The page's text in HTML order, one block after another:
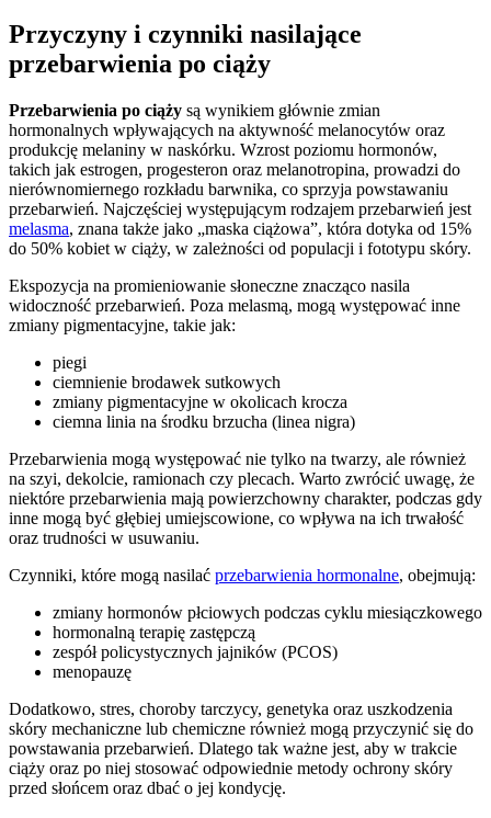
Przyczyny i czynniki nasilające
przebarwienia po ciąży
Przebarwienia po ciąży są wynikiem głównie zmian
hormonalnych wpływających na aktywność melanocytów oraz
produkcję melaniny w naskórku. Wzrost poziomu hormonów,
takich jak estrogen, progesteron oraz melanotropina, prowadzi do
nierównomiernego rozkładu barwnika, co sprzyja powstawaniu
przebarwień. Najczęściej występującym rodzajem przebarwień jest
melasma, znana także jako „maska ciążowa”, która dotyka od 15%
do 50% kobiet w ciąży, w zależności od populacji i fototypu skóry.
Ekspozycja na promieniowanie słoneczne znacząco nasila
widoczność przebarwień. Poza melasmą, mogą występować inne
zmiany pigmentacyjne, takie jak:
piegi
ciemnienie brodawek sutkowych
zmiany pigmentacyjne w okolicach krocza
ciemna linia na środku brzucha (linea nigra)
Przebarwienia mogą występować nie tylko na twarzy, ale również
na szyi, dekolcie, ramionach czy plecach. Warto zwrócić uwagę, że
niektóre przebarwienia mają powierzchowny charakter, podczas gdy
inne mogą być głębiej umiejscowione, co wpływa na ich trwałość
oraz trudności w usuwaniu.
Czynniki, które mogą nasilać przebarwienia hormonalne, obejmują:
zmiany hormonów płciowych podczas cyklu miesiączkowego
hormonalną terapię zastępczą
zespół policystycznych jajników (PCOS)
menopauzę
Dodatkowo, stres, choroby tarczycy, genetyka oraz uszkodzenia
skóry mechaniczne lub chemiczne również mogą przyczynić się do
powstawania przebarwień. Dlatego tak ważne jest, aby w trakcie
ciąży oraz po niej stosować odpowiednie metody ochrony skóry
przed słońcem oraz dbać o jej kondycję.